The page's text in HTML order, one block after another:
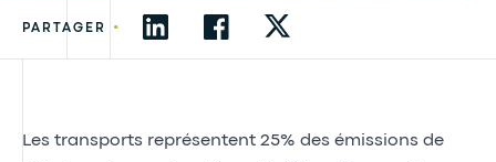
PARTAGER •
Les transports représentent 25% des émissions de